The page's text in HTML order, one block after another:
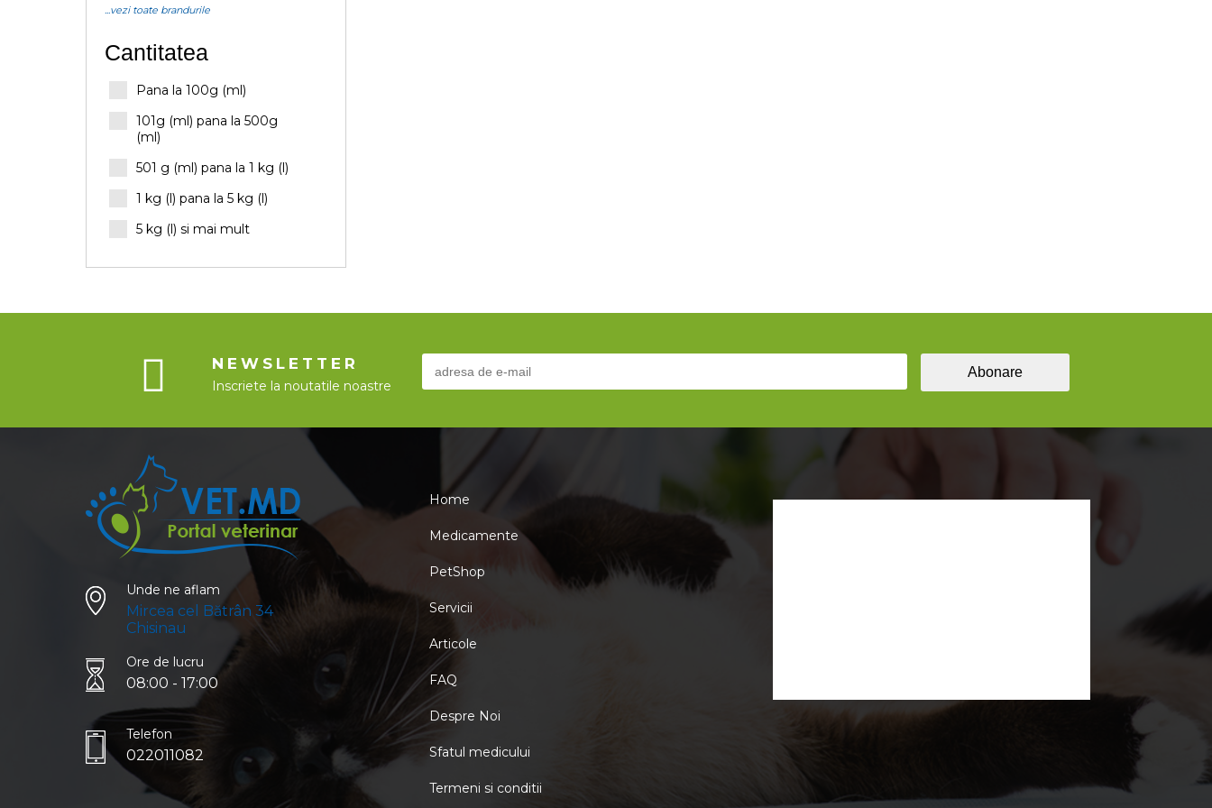
...vezi toate brandurile
Cantitatea
Pana la 100g (ml)
101g (ml) pana la 500g
(ml)
501 g (ml) pana la 1 kg (l)
1 kg (l) pana la 5 kg (l)
5 kg (l) si mai mult
NEWSLETTER
Inscriete la noutatile noastre
Unde ne aflam
Mircea cel Bătrân 34
Chisinau
Ore de lucru
08:00 - 17:00
Telefon
022011082
Home
Medicamente
PetShop
Servicii
Articole
FAQ
Despre Noi
Sfatul medicului
Termeni si conditii